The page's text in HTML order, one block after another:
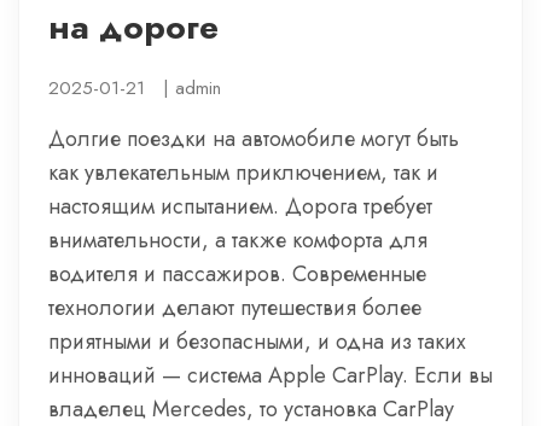
на дороге
2025-01-21 | admin
Долгие поездки на автомобиле могут быть
как увлекательным приключением, так и
настоящим испытанием. Дорога требует
внимательности, а также комфорта для
водителя и пассажиров. Современные
технологии делают путешествия более
приятными и безопасными, и одна из таких
инноваций — система Apple CarPlay. Если вы
владелец Mercedes, то установка CarPlay